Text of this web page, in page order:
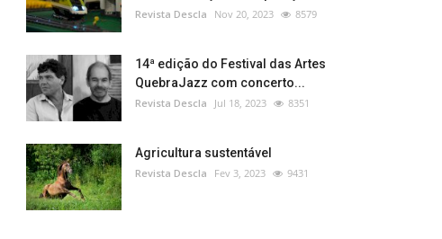
Revista Descla Nov 20, 2023 8579
14ª edição do Festival das Artes
QuebraJazz com concerto...
Revista Descla Jul 18, 2023 8351
Agricultura sustentável
Revista Descla Fev 3, 2023 9431